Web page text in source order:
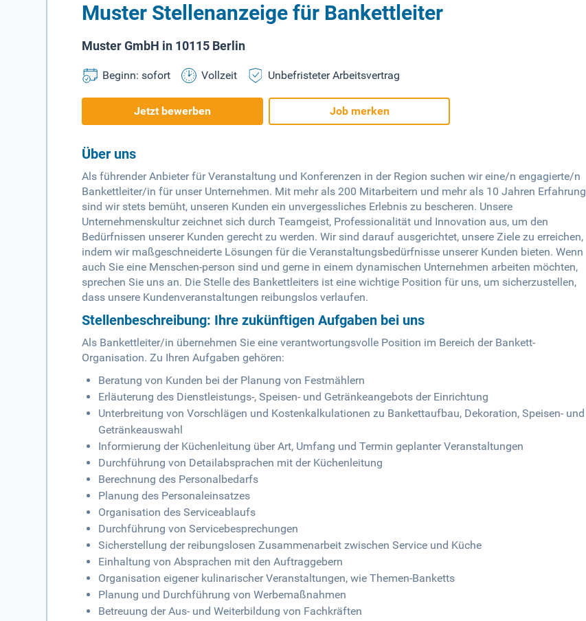
Muster Stellenanzeige für Bankettleiter
Muster GmbH in 10115 Berlin
Beginn: sofort Vollzeit Unbefristeter Arbeitsvertrag
Jetzt bewerben Job merken
Über uns
Als führender Anbieter für Veranstaltung und Konferenzen in der Region suchen wir eine/n engagierte/n
Bankettleiter/in für unser Unternehmen. Mit mehr als 200 Mitarbeitern und mehr als 10 Jahren Erfahrung
sind wir stets bemüht, unseren Kunden ein unvergessliches Erlebnis zu bescheren. Unsere
Unternehmenskultur zeichnet sich durch Teamgeist, Professionalität und Innovation aus, um den
Bedürfnissen unserer Kunden gerecht zu werden. Wir sind darauf ausgerichtet, unsere Ziele zu erreichen,
indem wir maßgeschneiderte Lösungen für die Veranstaltungsbedürfnisse unserer Kunden bieten. Wenn
auch Sie eine Menschen-person sind und gerne in einem dynamischen Unternehmen arbeiten möchten,
sprechen Sie uns an. Die Stelle des Bankettleiters ist eine wichtige Position für uns, um sicherzustellen,
dass unsere Kundenveranstaltungen reibungslos verlaufen.
Stellenbeschreibung: Ihre zukünftigen Aufgaben bei uns
Als Bankettleiter/in übernehmen Sie eine verantwortungsvolle Position im Bereich der Bankett-
Organisation. Zu Ihren Aufgaben gehören:
Beratung von Kunden bei der Planung von Festmählern
Erläuterung des Dienstleistungs-, Speisen- und Getränkeangebots der Einrichtung
Unterbreitung von Vorschlägen und Kostenkalkulationen zu Bankettaufbau, Dekoration, Speisen- und
Getränkeauswahl
Informierung der Küchenleitung über Art, Umfang und Termin geplanter Veranstaltungen
Durchführung von Detailabsprachen mit der Küchenleitung
Berechnung des Personalbedarfs
Planung des Personaleinsatzes
Organisation des Serviceablaufs
Durchführung von Servicebesprechungen
Sicherstellung der reibungslosen Zusammenarbeit zwischen Service und Küche
Einhaltung von Absprachen mit den Auftraggebern
Organisation eigener kulinarischer Veranstaltungen, wie Themen-Banketts
Planung und Durchführung von Werbemaßnahmen
Betreuung der Aus- und Weiterbildung von Fachkräften